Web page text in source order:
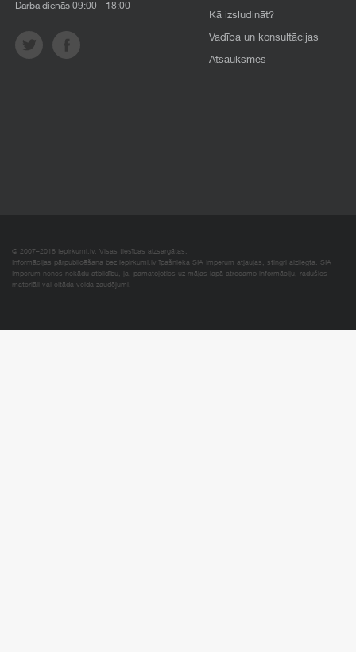
Darba dienās 09:00 - 18:00
Kā izsludināt?
Vadība un konsultācijas
Atsauksmes
© 2007–2018 Iepirkumi.lv. Visas tiesības aizsargātas.
Informācijas pārpublicēšana bez iepirkumi.lv īpašnieka SIA Imperum atļaujas, stingri aizliegta. SIA
Imperum nenes nekādu atbildību, ja, pamatojoties uz mājas lapā atrodamo informāciju, radušies
materiāli vai citāda veida zaudējumi.